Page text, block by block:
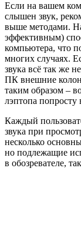
Если на вашем
слышен звук,
выше методами.
эффективным)
компьютера, что
многих случаях.
звука всё так же
ПК внешние
таким образом –
лэптопа попросту
Каждый
звука при
несколько
но подлежащие
в обозревателе,